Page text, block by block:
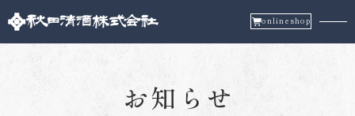
onlineshop
お知らせ